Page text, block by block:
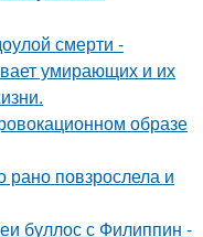
смерти -
умирающих и их
образе
рано повзрослела и
буллос с Филиппин -